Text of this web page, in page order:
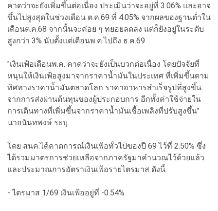
คาดว่าจะยังเพิ่มขึ้นต่อเนื่อง ประเมินว่าจะอยู่ที่ 3.06% และอาจ
ขึ้นไปสูงสุดในช่วงเดือน ต.ค.69 ที่ 4.05% จากผลของฐานต่ำใน
เดือนต.ค.68 จากนั้นจะค่อย ๆ ทยอยลดลง แต่ก็ยังอยู่ในระดับ
สูงกว่า 3% นับตั้งแต่เดือนพ.ค.ไปถึง ธ.ค.69
"เงินเฟ้อเดือนพ.ค. คาดว่าจะยังเป็นบวกต่อเนื่อง โดยปัจจัยที่
หนุนให้เงินเฟ้อสูงมาจากราคาน้ำมันในประเทศ ที่เพิ่มขึ้นตาม
ทิศทางราคาน้ำมันตลาดโลก ราคาอาหารสำเร็จรูปที่สูงขึ้น
จากการส่งผ่านต้นทุนของผู้ประกอบการ อีกทั้งค่าใช้จ่ายใน
การเดินทางที่เพิ่มขึ้นจากราคาน้ำมันเชื้อเพลิงที่ปรับสูงขึ้น"
นายนันทพงษ์ ระบุ
โดย สนค.ได้คาดการณ์เงินเฟ้อทั่วไปของปี 69 ไว้ที่ 2.50% ซึ่ง
ได้รวมมาตรการช่วยเหลือจากภาครัฐมาคำนวณไว้ด้วยแล้ว
และประมาณการอัตราเงินเฟ้อรายไตรมาส ดังนี้
- ไตรมาส 1/69 เงินเฟ้ออยู่ที่ -0.54%